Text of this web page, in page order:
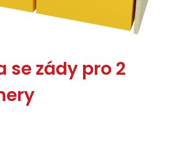
se zády pro 2